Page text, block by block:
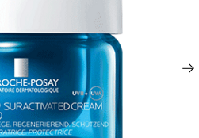
Nächster Eintrag